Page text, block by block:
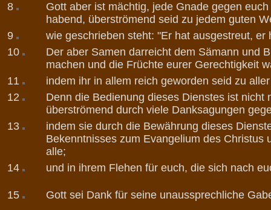
8
Gott aber ist mächtig, jede Gnade gegen
habend, überströmend seid zu jedem guten
9
wie geschrieben steht: "Er hat ausgestreut,
10
Der aber Samen darreicht dem Sämann und
machen und die Früchte eurer Gerechtigkeit
11
indem ihr in allem reich geworden seid zu
12
Denn die Bedienung dieses Dienstes ist
überströmend durch viele Danksagungen
13
indem sie durch die Bewährung dieses
Bekenntnisses zum Evangelium des
alle;
14
und in ihrem Flehen für euch, die sich nach
15 Gott sei Dank für seine unaussprechliche